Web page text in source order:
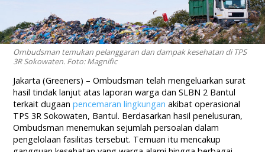
Ombudsman temukan pelanggaran dan dampak kesehatan di TPS
3R Sokowaten. Foto: Magnific
Jakarta (Greeners) – Ombudsman telah mengeluarkan surat
hasil tindak lanjut atas laporan warga dan SLBN 2 Bantul
terkait dugaanpencemaran lingkungan akibat operasional
TPS 3R Sokowaten, Bantul. Berdasarkan hasil penelusuran,
Ombudsman menemukan sejumlah persoalan dalam
pengelolaan fasilitas tersebut. Temuan itu mencakup